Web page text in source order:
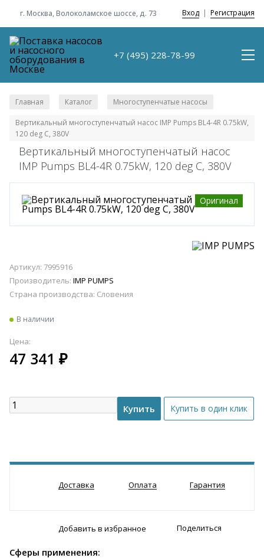
г. Москва, Волоколамское шоссе, д. 73 Вход | Регистрация
+7 (495) 228-78-99
Главная Каталог Многоступенчатые насосы
Вертикальный многоступенчатый насос IMP Pumps BL4-4R 0.75kW,
120 deg C, 380V
Вертикальный многоступенчатый насос
IMP Pumps BL4-4R 0.75kW, 120 deg C, 380V
Оригинал
Артикул: 7995916
Производитель: IMP PUMPS
Страна производства: Словения
В наличии
Цена:
47 341 ₽
Доставка Оплата Гарантия
Добавить в избранное Поделиться
Сферы применения: